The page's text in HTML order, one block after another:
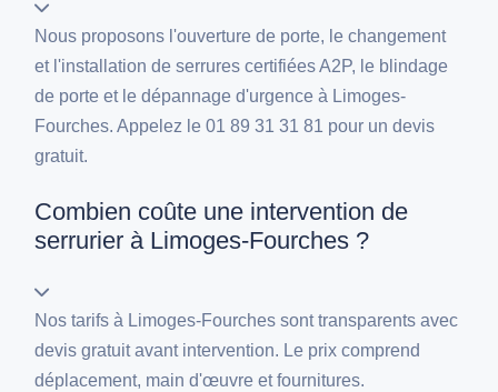
Nous proposons l'ouverture de porte, le changement
et l'installation de serrures certifiées A2P, le blindage
de porte et le dépannage d'urgence à Limoges-
Fourches. Appelez le 01 89 31 31 81 pour un devis
gratuit.
Combien coûte une intervention de
serrurier à Limoges-Fourches ?
Nos tarifs à Limoges-Fourches sont transparents avec
devis gratuit avant intervention. Le prix comprend
déplacement, main d'œuvre et fournitures.